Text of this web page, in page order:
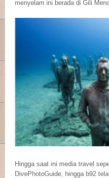
menyelam ini berada di Gili
Hingga saat ini media travel
DivePhotoGuide, hingga b92